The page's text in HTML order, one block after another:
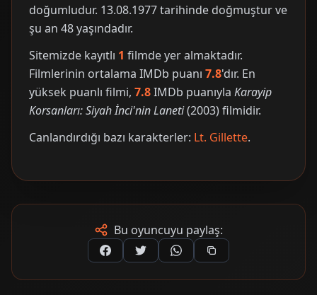
doğumludur. 13.08.1977 tarihinde doğmuştur ve
şu an 48 yaşındadır.
Sitemizde kayıtlı 1 filmde yer almaktadır.
Filmlerinin ortalama IMDb puanı 7.8'dır. En
yüksek puanlı filmi, 7.8IMDb puanıyla Karayip
Korsanları: Siyah İnci'nin Laneti(2003) filmidir.
Canlandırdığı bazı karakterler: Lt. Gillette.
Bu oyuncuyu paylaş: